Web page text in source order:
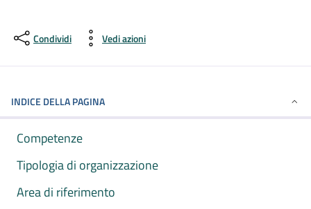
Condividi Vedi azioni
INDICE DELLA PAGINA
Competenze
Tipologia di organizzazione
Area di riferimento